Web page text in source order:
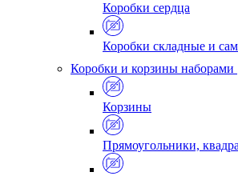
Коробки сердца
Коробки складные и
Коробки и корзины наборами
Корзины
Прямоугольники,